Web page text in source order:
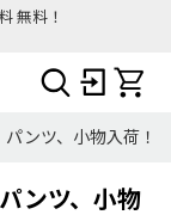
無料！
パンツ、小物入荷！
ンツ、小物